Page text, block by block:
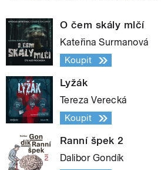
O čem skály mlčí
Kateřina Surmanová
Koupit
Lyžák
Tereza Verecká
Koupit
Ranní špek 2
Dalibor Gondík